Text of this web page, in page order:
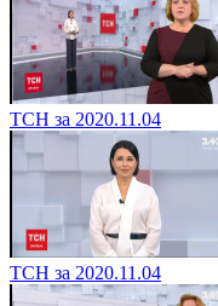
ТСН за 2020.11.04
ТСН за 2020.11.04